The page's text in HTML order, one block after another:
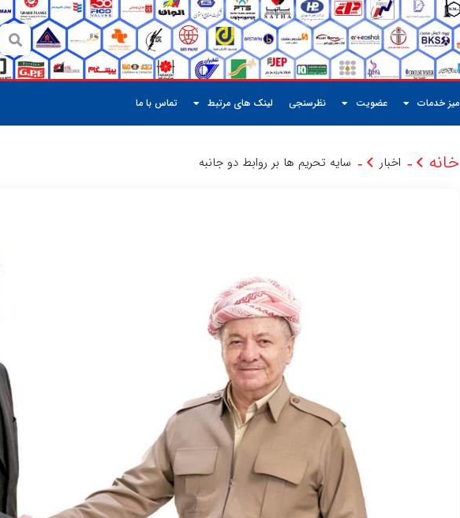
میز خدمات عضویت نظرسنجی لینک های مرتبط تماس با ما
خانه - اخبار - سایه تحریم ها بر روابط دو جانبه